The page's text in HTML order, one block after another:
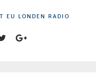
EU LONDEN RADIO